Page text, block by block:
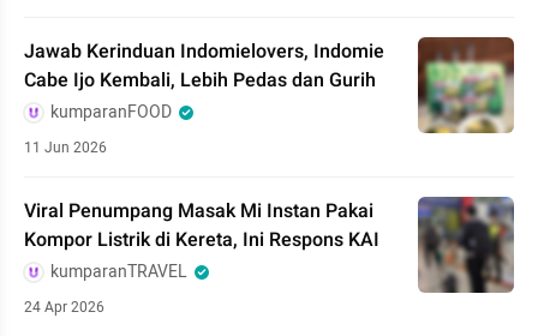
Jawab Kerinduan Indomielovers, Indomie
Cabe Ijo Kembali, Lebih Pedas dan Gurih
kumparanFOOD
11 Jun 2026
Viral Penumpang Masak Mi Instan Pakai
Kompor Listrik di Kereta, Ini Respons KAI
kumparanTRAVEL
24 Apr 2026